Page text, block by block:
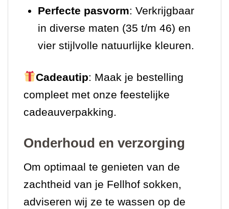
Perfecte pasvorm: Verkrijgbaar
in diverse maten (35 t/m 46) en
vier stijlvolle natuurlijke kleuren.
Cadeautip: Maak je bestelling
compleet met onze feestelijke
cadeauverpakking.
Onderhoud en verzorging
Om optimaal te genieten van de
zachtheid van je Fellhof sokken,
adviseren wij ze te wassen op de